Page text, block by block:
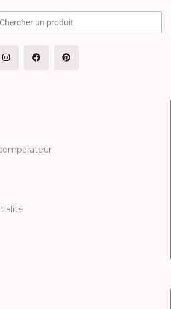
Chercher un produit